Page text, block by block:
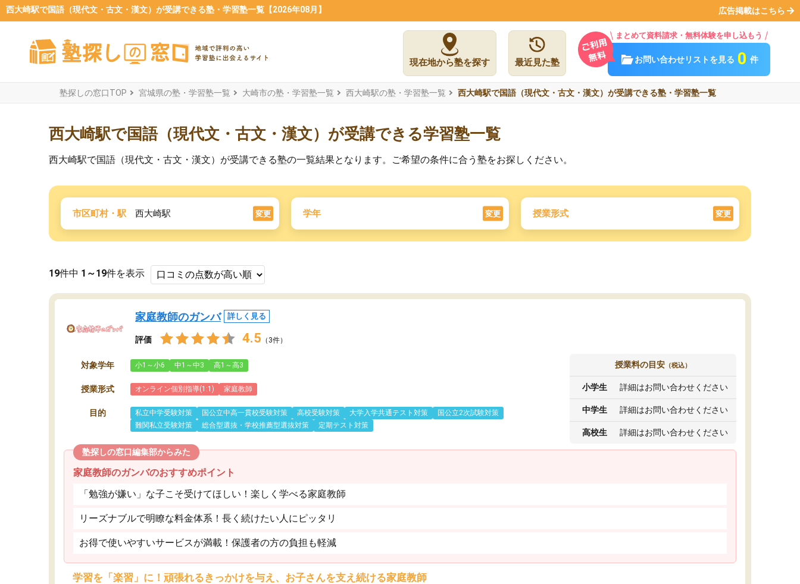
西大崎駅で国語（現代文・古文・漢文）が受講できる塾・学習塾一覧【2026年08月】 広告掲載はこちら
現在地から塾を探す 最近見た塾
まとめて資料請求・無料体験を申し込もう
お問い合わせリストを見る 0 件
塾探しの窓口TOP 宮城県の塾・学習塾一覧 大崎市の塾・学習塾一覧 西大崎駅の塾・学習塾一覧 西大崎駅で国語（現代文・古文・漢文）が受講できる塾・学習塾一覧
西大崎駅で国語（現代文・古文・漢文）が受講できる学習塾一覧
西大崎駅で国語（現代文・古文・漢文）が受講できる塾の一覧結果となります。ご希望の条件に合う塾をお探しください。
市区町村・駅 西大崎駅 変更 学年 変更 授業形式 変更
19件中 1～19件を表示
家庭教師のガンバ 詳しく見る
評価 4.5 （3件）
対象学年 小1～小6 中1～中3 高1～高3
授業形式 オンライン個別指導(1:1) 家庭教師
目的 私立中学受験対策 国公立中高一貫校受験対策 高校受験対策 大学入学共通テスト対策
国公立2次試験対策
難関私立受験対策
総合型選抜・学校推薦型選抜対策 定期テスト対策
授業料の目安 （税込）
小学生 詳細はお問い合わせください
中学生 詳細はお問い合わせください
高校生 詳細はお問い合わせください
塾探しの窓口編集部からみた
家庭教師のガンバのおすすめポイント
「勉強が嫌い」な子こそ受けてほしい！楽しく学べる家庭教師
リーズナブルで明瞭な料金体系！長く続けたい人にピッタリ
お得で使いやすいサービスが満載！保護者の方の負担も軽減
学習を「楽習」に！頑張れるきっかけを与え、お子さんを支え続ける家庭教師